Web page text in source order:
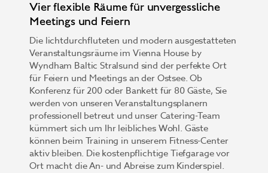
Vier flexible Räume für unvergessliche
Meetings und Feiern
Die lichtdurchfluteten und modern ausgestatteten
Veranstaltungsräume im Vienna House by
Wyndham Baltic Stralsund sind der perfekte Ort
für Feiern und Meetings an der Ostsee. Ob
Konferenz für 200 oder Bankett für 80 Gäste, Sie
werden von unseren Veranstaltungsplanern
professionell betreut und unser Catering-Team
kümmert sich um Ihr leibliches Wohl. Gäste
können beim Training in unserem Fitness-Center
aktiv bleiben. Die kostenpflichtige Tiefgarage vor
Ort macht die An- und Abreise zum Kinderspiel.